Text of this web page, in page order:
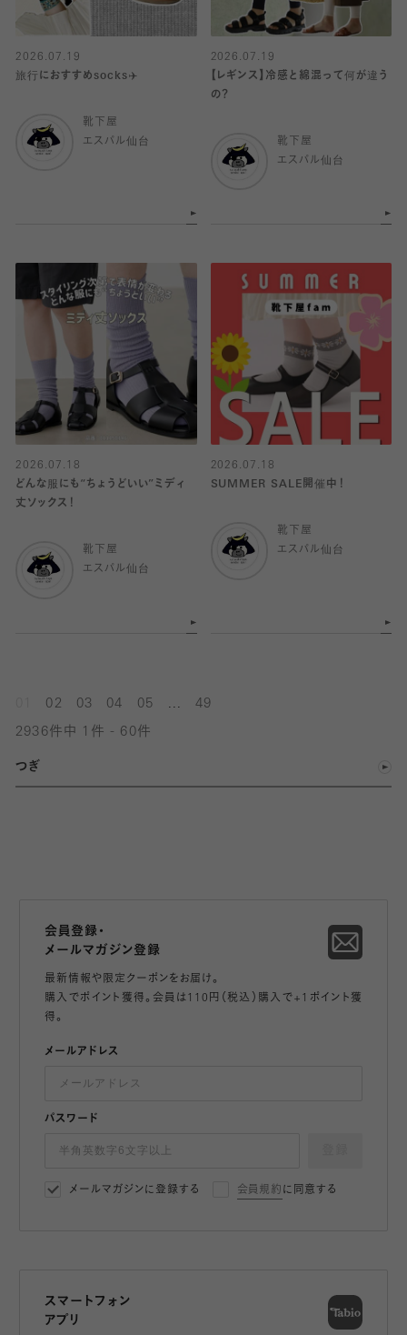
2026.07.19
旅行におすすめsocks✈️
靴下屋
エスパル仙台
2026.07.19
【レギンス】冷感と綿混って何が違う
の？
靴下屋
エスパル仙台
2026.07.18
どんな服にも“ちょうどいい”ミディ
丈ソックス！
靴下屋
エスパル仙台
2026.07.18
SUMMER SALE開催中！
靴下屋
エスパル仙台
02 03 04 05 49
2936件中 1件 - 60件
つぎ
会員登録・
メールマガジン登録
最新情報や限定クーポンをお届け。
購入でポイント獲得。会員は110円（税込）購入で+1ポイント獲
得。
メールアドレス
パスワード
メールマガジンに登録する 会員規約 に同意する
スマートフォン
アプリ